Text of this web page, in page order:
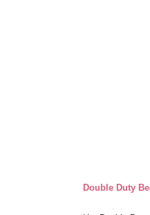
Double Duty